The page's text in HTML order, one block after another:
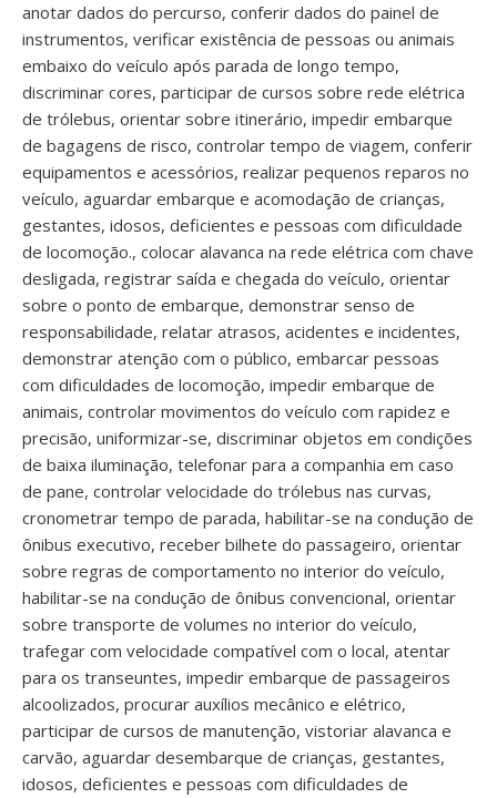
anotar dados do percurso, conferir dados do painel de
instrumentos, verificar existência de pessoas ou animais
embaixo do veículo após parada de longo tempo,
discriminar cores, participar de cursos sobre rede elétrica
de trólebus, orientar sobre itinerário, impedir embarque
de bagagens de risco, controlar tempo de viagem, conferir
equipamentos e acessórios, realizar pequenos reparos no
veículo, aguardar embarque e acomodação de crianças,
gestantes, idosos, deficientes e pessoas com dificuldade
de locomoção., colocar alavanca na rede elétrica com chave
desligada, registrar saída e chegada do veículo, orientar
sobre o ponto de embarque, demonstrar senso de
responsabilidade, relatar atrasos, acidentes e incidentes,
demonstrar atenção com o público, embarcar pessoas
com dificuldades de locomoção, impedir embarque de
animais, controlar movimentos do veículo com rapidez e
precisão, uniformizar-se, discriminar objetos em condições
de baixa iluminação, telefonar para a companhia em caso
de pane, controlar velocidade do trólebus nas curvas,
cronometrar tempo de parada, habilitar-se na condução de
ônibus executivo, receber bilhete do passageiro, orientar
sobre regras de comportamento no interior do veículo,
habilitar-se na condução de ônibus convencional, orientar
sobre transporte de volumes no interior do veículo,
trafegar com velocidade compatível com o local, atentar
para os transeuntes, impedir embarque de passageiros
alcoolizados, procurar auxílios mecânico e elétrico,
participar de cursos de manutenção, vistoriar alavanca e
carvão, aguardar desembarque de crianças, gestantes,
idosos, deficientes e pessoas com dificuldades de